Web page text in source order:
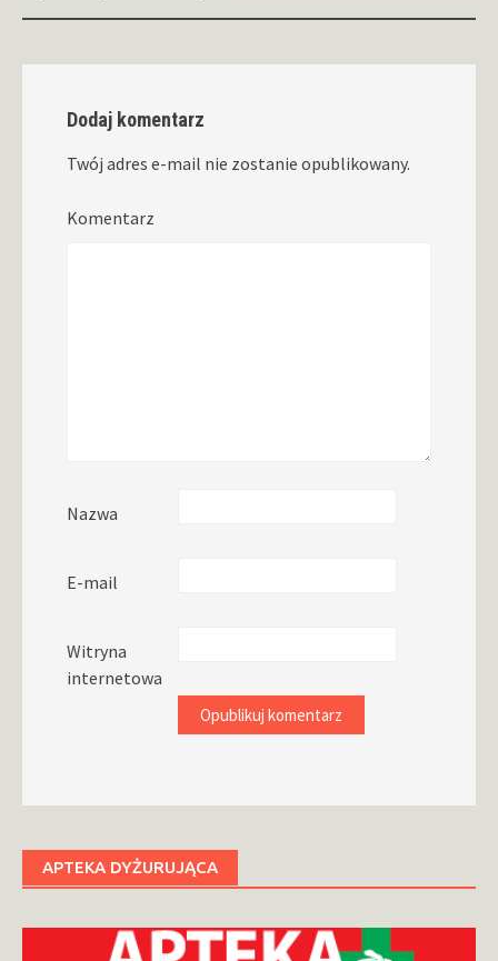
Dodaj komentarz
Twój adres e-mail nie zostanie opublikowany.
Komentarz
Nazwa
E-mail
Witryna
internetowa
APTEKA DYŻURUJĄCA